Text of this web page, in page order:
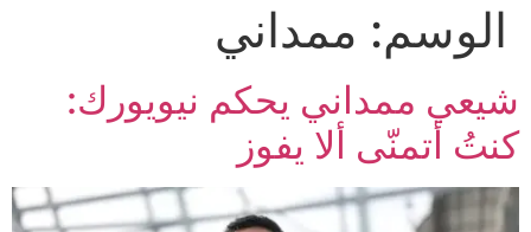
ممداني
ممداني يحكم نيويورك:
ألا يفوز